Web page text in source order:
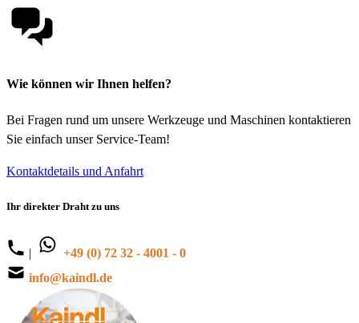
Wie können wir Ihnen helfen?
Bei Fragen rund um unsere Werkzeuge und Maschinen kontaktieren
Sie einfach unser Service-Team!
Kontaktdetails und Anfahrt
Ihr direkter Draht zu uns
|
+49 (0) 72 32 - 4001 - 0
info@kaindl.de